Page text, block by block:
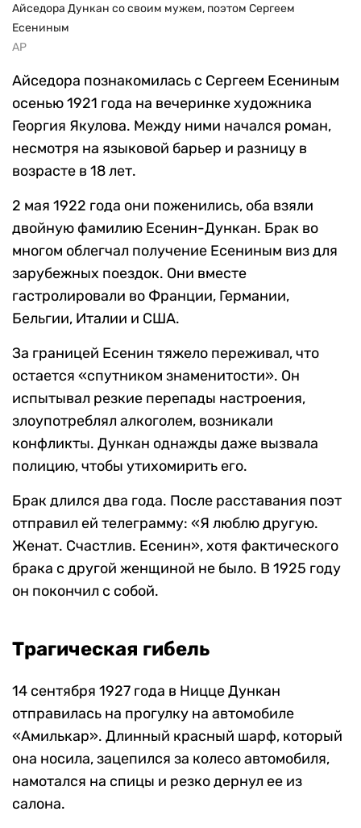
Айседора Дункан со своим мужем, поэтом Сергеем
Есениным
AP
Айседора познакомилась с Сергеем Есениным
осенью 1921 года на вечеринке художника
Георгия Якулова. Между ними начался роман,
несмотря на языковой барьер и разницу в
возрасте в 18 лет.
2 мая 1922 года они поженились, оба взяли
двойную фамилию Есенин-Дункан. Брак во
многом облегчал получение Есениным виз для
зарубежных поездок. Они вместе
гастролировали во Франции, Германии,
Бельгии, Италии и США.
За границей Есенин тяжело переживал, что
остается «спутником знаменитости». Он
испытывал резкие перепады настроения,
злоупотреблял алкоголем, возникали
конфликты. Дункан однажды даже вызвала
полицию, чтобы утихомирить его.
Брак длился два года. После расставания поэт
отправил ей телеграмму: «Я люблю другую.
Женат. Счастлив. Есенин», хотя фактического
брака с другой женщиной не было. В 1925 году
он покончил с собой.
Трагическая гибель
14 сентября 1927 года в Ницце Дункан
отправилась на прогулку на автомобиле
«Амилькар». Длинный красный шарф, который
она носила, зацепился за колесо автомобиля,
намотался на спицы и резко дернул ее из
салона.